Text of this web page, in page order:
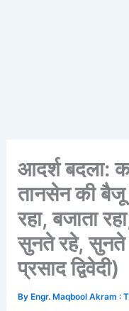
आदर्श बदला:
तानसेन की बैजू
रहा, बजाता
सुनते रहे, सुनते
प्रसाद द्विवेदी)
By Engr. Maqbool Akram :